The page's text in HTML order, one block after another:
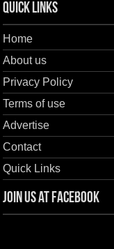
Quick Links
Home
About us
Privacy Policy
Terms of use
Advertise
Contact
Quick Links
Join us at Facebook